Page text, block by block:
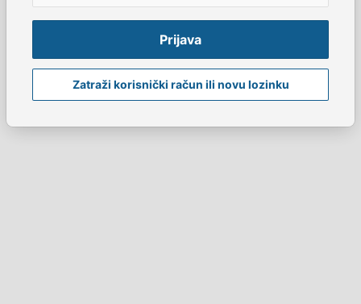
Prijava
Zatraži korisnički račun ili novu lozinku